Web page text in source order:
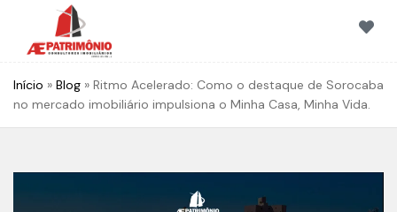
Início » Blog » Ritmo Acelerado: Como o destaque de Sorocaba
no mercado imobiliário impulsiona o Minha Casa, Minha Vida.